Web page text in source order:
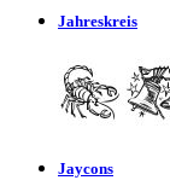
Jahreskreis
Jaycons